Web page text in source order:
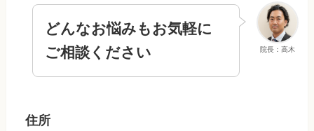
院長：高木
どんなお悩みもお気軽に
ご相談ください
住所